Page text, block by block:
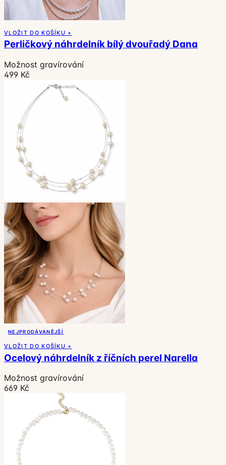
VLOŽIT DO KOŠÍKU +
Perličkový náhrdelník bílý dvouřadý Dana
Možnost gravírování
499 Kč
NEJPRODÁVANĚJŠÍ
VLOŽIT DO KOŠÍKU +
Ocelový náhrdelník z říčních perel Narella
Možnost gravírování
669 Kč